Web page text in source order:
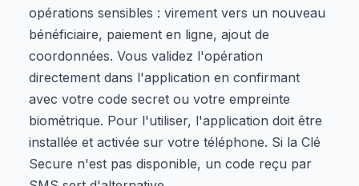
opérations sensibles : virement vers un nouveau
bénéficiaire, paiement en ligne, ajout de
coordonnées. Vous validez l'opération
directement dans l'application en confirmant
avec votre code secret ou votre empreinte
biométrique. Pour l'utiliser, l'application doit être
installée et activée sur votre téléphone. Si la Clé
Secure n'est pas disponible, un code reçu par